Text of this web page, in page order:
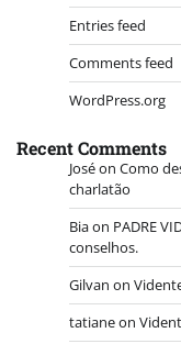
Entries feed
Comments feed
WordPress.org
Recent Comments
Joséon Como
charlatão
Biaon PADRE
conselhos.
Gilvan on
tatianeon